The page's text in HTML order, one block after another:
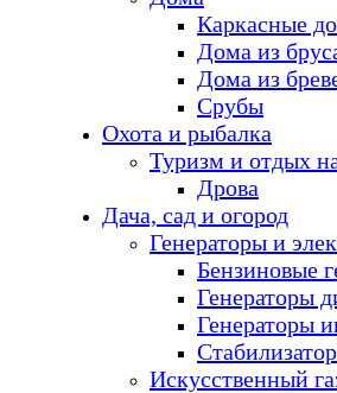
Каркасные
Дома из
Дома из
Срубы
Охота и рыбалка
Туризм и отдых
Дрова
Дача, сад и огород
Генераторы и
Бензиновые
Генераторы
Генераторы
Искусственный